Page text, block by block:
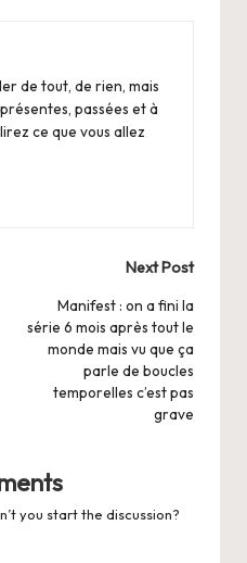
de tout, de rien, mais
passées et à
ce que vous allez
Next Post
Manifest : on a fini la
série 6 mois après tout le
monde mais vu que ça
parle de boucles
temporelles c’est pas
grave
you start the discussion?